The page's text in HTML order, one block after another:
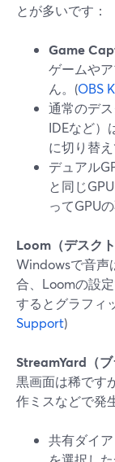
とが多いです：
Game
ゲームや
ん。(OBS
通常のデ
IDEなど）
に切り替え
デュアル
と同じ
ってGPU
Loom（デスク
Windowsで音声
合、Loomの設
するとグラフィ
Support)
StreamYard（
黒画面は稀です
作ミスなどで発
共有ダイ